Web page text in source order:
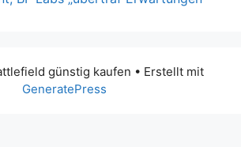
günstig kaufen • Erstellt mit
GeneratePress